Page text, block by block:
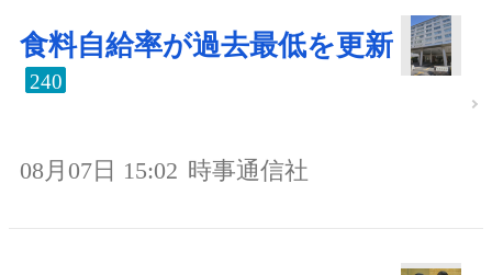
食料自給率が過去最低を更新
240
08月07日 15:02 時事通信社